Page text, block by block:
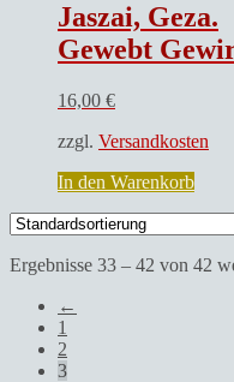
Jaszai, Geza.
Gewebt
16,00 €
zzgl. Versandkosten
In den Warenkorb
Ergebnisse 33 – 42 von 42
←
1
2
3